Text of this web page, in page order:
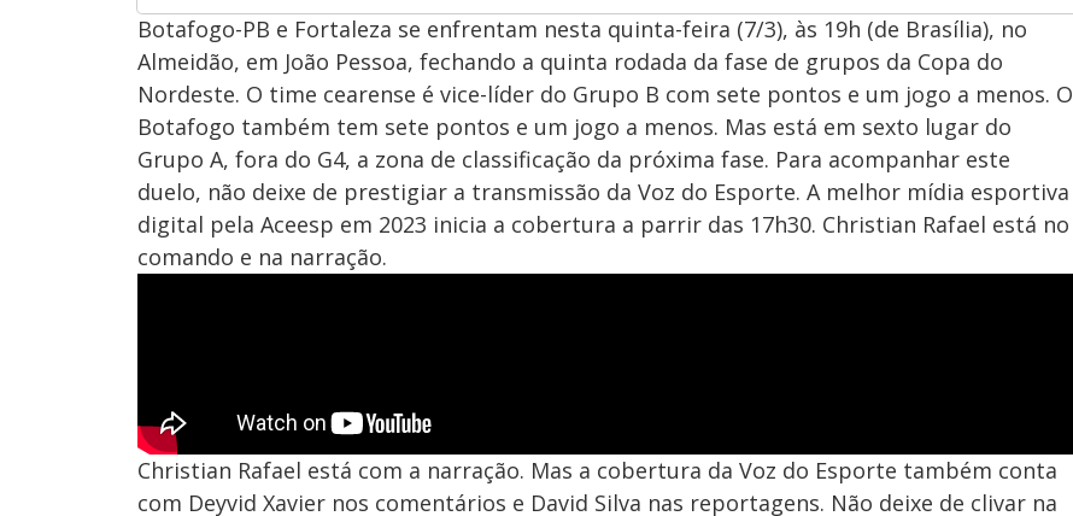
Botafogo-PB e Fortaleza se enfrentam nesta quinta-feira (7/3), às 19h (de Brasília), no
Almeidão, em João Pessoa, fechando a quinta rodada da fase de grupos da Copa do
Nordeste. O time cearense é vice-líder do Grupo B com sete pontos e um jogo a menos. O
Botafogo também tem sete pontos e um jogo a menos. Mas está em sexto lugar do
Grupo A, fora do G4, a zona de classificação da próxima fase. Para acompanhar este
duelo, não deixe de prestigiar a transmissão da Voz do Esporte. A melhor mídia esportiva
digital pela Aceesp em 2023 inicia a cobertura a parrir das 17h30. Christian Rafael está no
comando e na narração.
Christian Rafael está com a narração. Mas a cobertura da Voz do Esporte também conta
com Deyvid Xavier nos comentários e David Silva nas reportagens. Não deixe de clivar na